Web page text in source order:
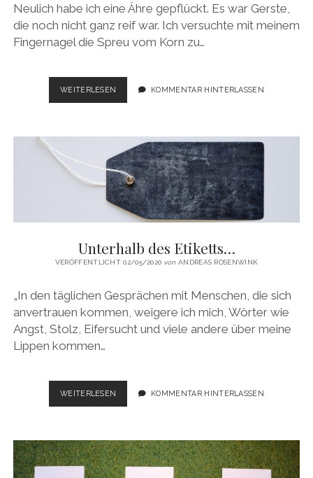
Neulich habe ich eine Ähre gepflückt. Es war Gerste,
die noch nicht ganz reif war. Ich versuchte mit meinem
Fingernagel die Spreu vom Korn zu…
WEITERLESEN SCHUTZSCHICHTEN
KOMMENTAR HINTERLASSEN
Unterhalb des Etiketts…
VERÖFFENTLICHT 02/05/2020 von ANDREAS ROSENWINK
„In den täglichen Gesprächen mit Menschen, die sich
anvertrauen kommen, weigere ich mich, Wörter wie
Angst, Stolz, Eifersucht und viele andere über meine
Lippen kommen…
WEITERLESEN UNTERHALB
DES
KOMMENTAR HINTERLASSEN